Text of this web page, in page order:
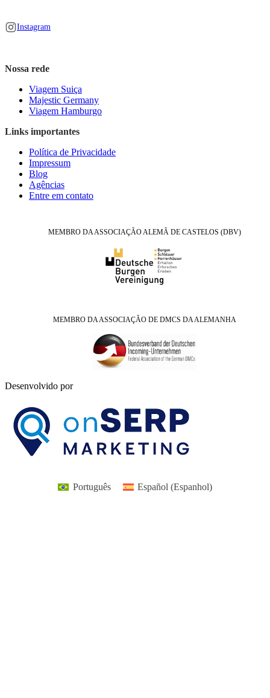
Instagram
Nossa rede
Viagem Suiça
Majestic Germany
Viagem Hamburgo
Links importantes
Política de Privacidade
Impressum
Blog
Agências
Entre em contato
MEMBRO DA ASSOCIAÇÃO ALEMÃ DE CASTELOS (DBV)
MEMBRO DA ASSOCIAÇÃO DE DMCS DA ALEMANHA
Desenvolvido por
Português Español (Espanhol)